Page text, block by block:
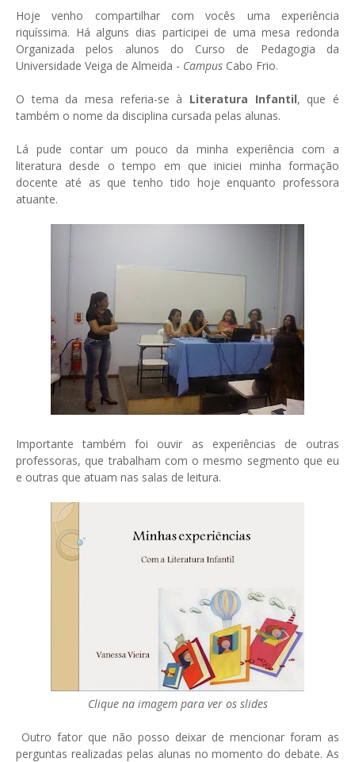
Hoje venho compartilhar com vocês uma experiência
riquíssima. Há alguns dias participei de uma mesa redonda
Organizada pelos alunos do Curso de Pedagogia da
Universidade Veiga de Almeida - Campus Cabo Frio.
O tema da mesa referia-se à Literatura Infantil, que é
também o nome da disciplina cursada pelas alunas.
Lá pude contar um pouco da minha experiência com a
literatura desde o tempo em que iniciei minha formação
docente até as que tenho tido hoje enquanto professora
atuante.
Importante também foi ouvir as experiências de outras
professoras, que trabalham com o mesmo segmento que eu
e outras que atuam nas salas de leitura.
Clique na imagem para ver os slides
Outro fator que não posso deixar de mencionar foram as
perguntas realizadas pelas alunas no momento do debate. As